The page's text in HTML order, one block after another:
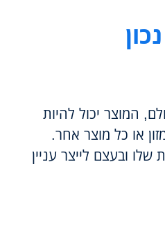
המוצר יכול להיות
או כל מוצר אחר.
ובעצם לייצר עניין